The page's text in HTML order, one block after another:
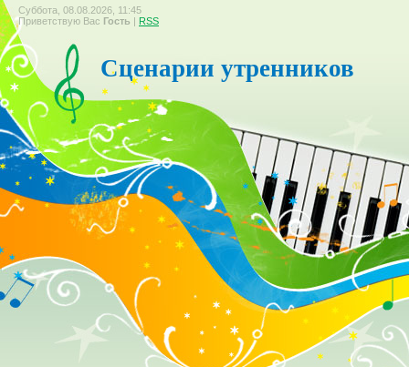
Суббота, 08.08.2026, 11:45
Приветствую Вас Гость | RSS
Сценарии утренников